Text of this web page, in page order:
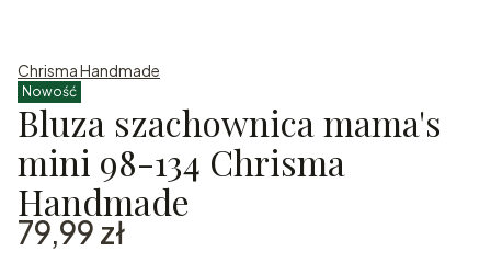
Chrisma Handmade
Nowość
Bluza szachownica mama's
mini 98-134 Chrisma
Handmade
Cena
79,99 zł